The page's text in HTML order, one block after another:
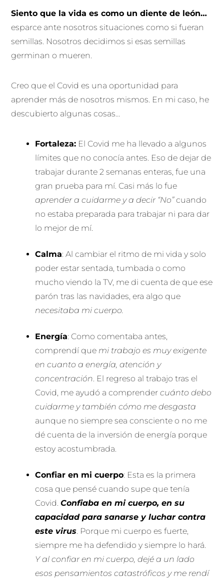
Siento que la vida es como un diente de león…
esparce ante nosotros situaciones como si fueran
semillas. Nosotros decidimos si esas semillas
germinan o mueren.
Creo que el Covid es una oportunidad para
aprender más de nosotros mismos. En mi caso, he
descubierto algunas cosas…
Fortaleza: El Covid me ha llevado a algunos
límites que no conocía antes. Eso de dejar de
trabajar durante 2 semanas enteras, fue una
gran prueba para mí. Casi más lo fue
aprender a cuidarme y a decir “No”cuando
no estaba preparada para trabajar ni para dar
lo mejor de mí.
Calma: Al cambiar el ritmo de mi vida y solo
poder estar sentada, tumbada o como
mucho viendo la TV, me di cuenta de que ese
parón tras las navidades, era algo que
necesitaba mi cuerpo.
Energía: Como comentaba antes,
comprendí que mi trabajo es muy exigente
en cuanto a energía, atención y
concentración. El regreso al trabajo tras el
Covid, me ayudó a comprendercuánto debo
cuidarme y también cómo me desgasta
aunque no siempre sea consciente o no me
dé cuenta de la inversión de energía porque
estoy acostumbrada.
Confiar en mi cuerpo: Esta es la primera
cosa que pensé cuando supe que tenía
Covid.Confiaba en mi cuerpo, en su
capacidad para sanarse y luchar contra
este virus. Porque mi cuerpo es fuerte,
siempre me ha defendido y siempre lo hará.
Y al confiar en mi cuerpo, dejé a un lado
esos pensamientos catastróficos y me rendí